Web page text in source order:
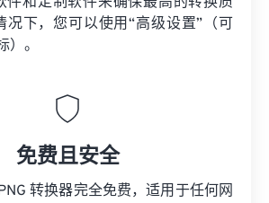
况下，您可以使用“高级设置”（可
）。
免费且安全
转换器完全免费，适用于任何网